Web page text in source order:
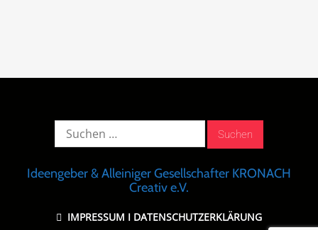
Suche
Ideengeber & Alleiniger Gesellschafter KRONACH
Creativ e.V.
IMPRESSUM I DATENSCHUTZERKLÄRUNG